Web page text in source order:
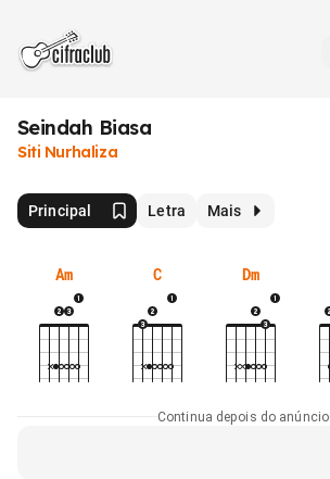
Seindah Biasa
Siti Nurhaliza
Principal Letra Mais
Am C Dm
Continua depois do anúncio